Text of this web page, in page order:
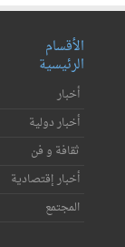
الأقسام
الرئيسية
أخبار
أخبار دولية
ثقافة و فن
أخبار إقتصادية
المجتمع